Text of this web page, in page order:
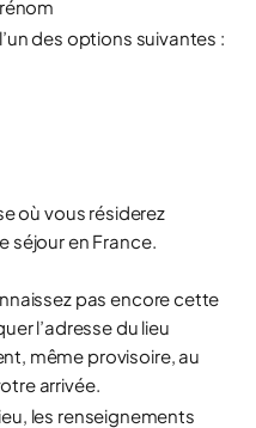
des options suivantes :
où vous résiderez
séjour en France.
pas encore cette
l’adresse du lieu
même provisoire, au
arrivée.
les renseignements